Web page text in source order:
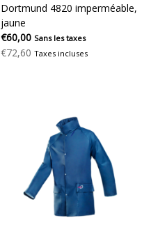
Dortmund 4820 imperméable,
jaune
€60,00 Sans les taxes
€72,60 Taxes incluses